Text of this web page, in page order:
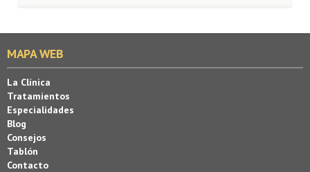
MAPA WEB
La Clínica
Tratamientos
Especialidades
Blog
Consejos
Tablón
Contacto